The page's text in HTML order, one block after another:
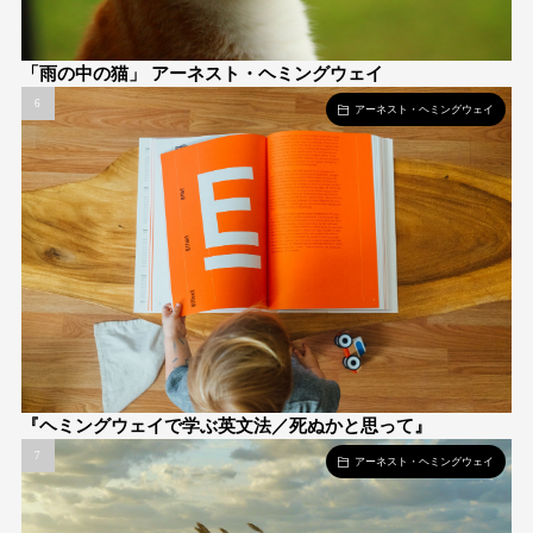
「雨の中の猫」 アーネスト・ヘミングウェイ
アーネスト・ヘミングウェイ
『ヘミングウェイで学ぶ英文法／死ぬかと思って』
アーネスト・ヘミングウェイ